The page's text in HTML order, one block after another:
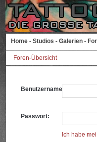
Home - Studios - Galerien -
Foren-Übersicht
Benutzername:
Passwort:
Ich habe